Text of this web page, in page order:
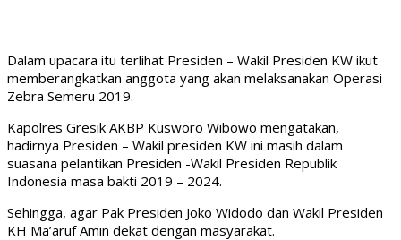
Dalam upacara itu terlihat Presiden – Wakil Presiden KW ikut
memberangkatkan anggota yang akan melaksanakan Operasi
Zebra Semeru 2019.
Kapolres Gresik AKBP Kusworo Wibowo mengatakan,
hadirnya Presiden – Wakil presiden KW ini masih dalam
suasana pelantikan Presiden -Wakil Presiden Republik
Indonesia masa bakti 2019 – 2024.
Sehingga, agar Pak Presiden Joko Widodo dan Wakil Presiden
KH Ma’aruf Amin dekat dengan masyarakat.